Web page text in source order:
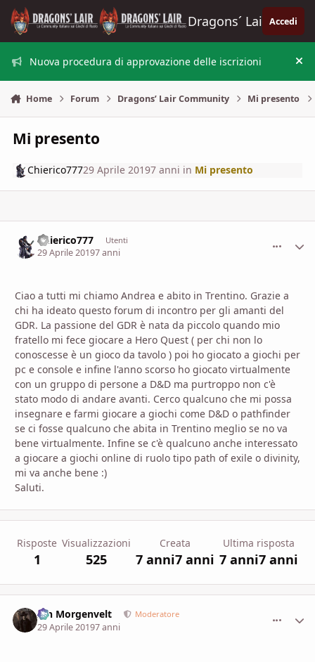
Vai al contenuto
Dragons´ Lair Accedi
Nuova procedura di approvazione delle iscrizioni
Home Forum Dragons’ Lair Community Mi presento
Mi presento
Chierico77729 Aprile 20197 anni in Mi presento
Chierico777 Utenti
29 Aprile 20197 anni
Ciao a tutti mi chiamo Andrea e abito in Trentino. Grazie a
chi ha ideato questo forum di incontro per gli amanti del
GDR. La passione del GDR è nata da piccolo quando mio
fratello mi fece giocare a Hero Quest ( per chi non lo
conoscesse è un gioco da tavolo ) poi ho giocato a giochi per
pc e console e infine l'anno scorso ho giocato virtualmente
con un gruppo di persone a D&D ma purtroppo non c'è
stato modo di andare avanti. Cerco qualcuno che mi possa
insegnare e farmi giocare a giochi come D&D o pathfinder
se ci fosse qualcuno che abita in Trentino meglio se no va
bene virtualmente. Infine se c'è qualcuno anche interessato
a giocare a giochi online di ruolo tipo path of exile o divinity,
mi va anche bene :)
Saluti.
Risposte
1
Visualizzazioni
525
Creata
7 anni7 anni
Ultima risposta
7 anni7 anni
Ian Morgenvelt Moderatore
29 Aprile 20197 anni